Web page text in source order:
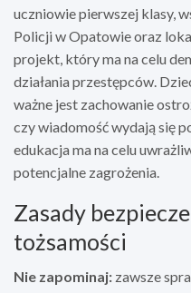
uczniowie pierwszej klasy,
Policji w Opatowie oraz
projekt, który ma na celu
działania przestępców.
ważne jest zachowanie
czy wiadomość wydają się
edukacja ma na celu
potencjalne zagrożenia.
Zasady
tożsamości
Nie zapominaj: zawsze